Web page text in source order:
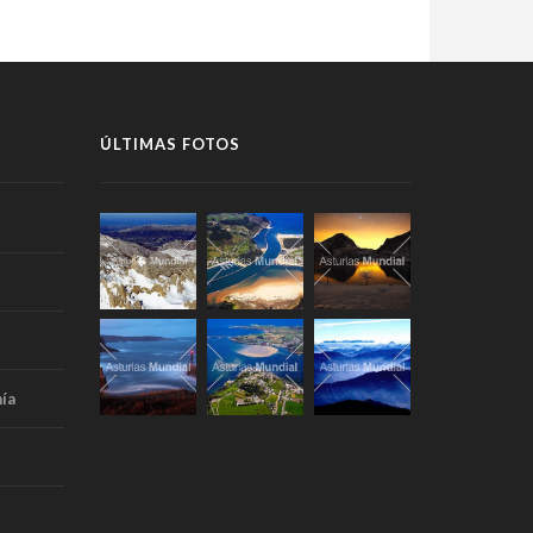
ÚLTIMAS FOTOS